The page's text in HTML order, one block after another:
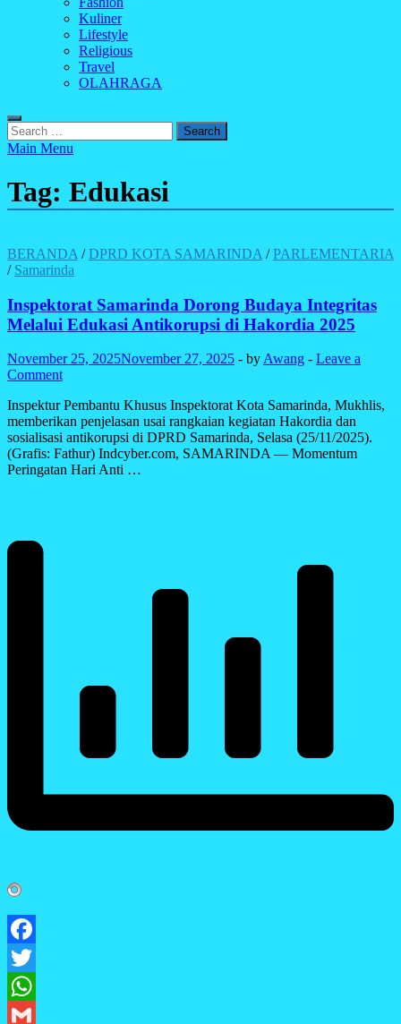
Kuliner
Lifestyle
Religious
Travel
OLAHRAGA
Search
for:
Main Menu
Tag: Edukasi
BERANDA /DPRD KOTA SAMARINDA /PARLEMENTARIA
/ Samarinda
Inspektorat Samarinda Dorong Budaya Integritas
Melalui Edukasi Antikorupsi di Hakordia 2025
November 25, 2025November 27, 2025 - by Awang - Leave a
Comment
Inspektur Pembantu Khusus Inspektorat Kota Samarinda, Mukhlis,
memberikan penjelasan usai rangkaian kegiatan Hakordia dan
sosialisasi antikorupsi di DPRD Samarinda, Selasa (25/11/2025).
(Grafis: Fathur) Indcyber.com, SAMARINDA — Momentum
Peringatan Hari Anti …
Facebook
Twitter
WhatsApp